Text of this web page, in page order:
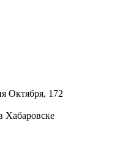
Октября, 172
Хабаровске